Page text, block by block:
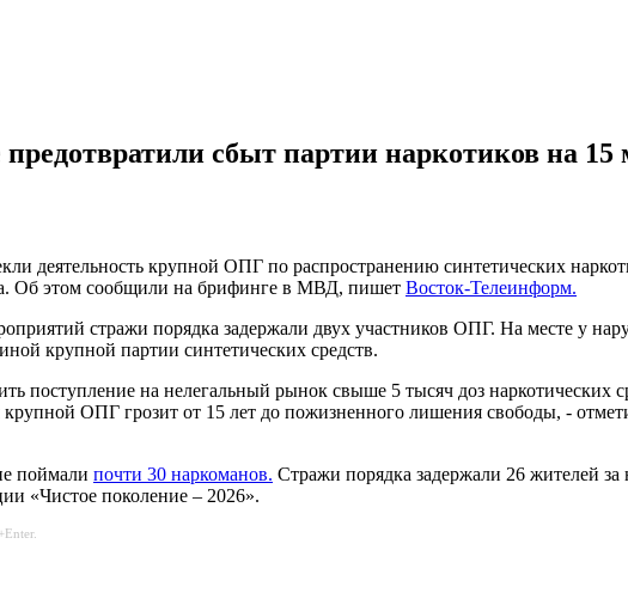
сбыт партии наркотиков на 15
деятельность крупной ОПГ по распространению синтетических
Об этом сообщили на брифинге в МВД, пишет Восток-Телеинформ.
стражи порядка задержали двух участников ОПГ. На месте у
крупной партии синтетических средств.
поступление на нелегальный рынок свыше 5 тысяч доз
крупной ОПГ грозит от 15 лет до пожизненного лишения свободы, -
поймали почти 30 наркоманов. Стражи порядка задержали 26 жителей за
«Чистое поколение – 2026».